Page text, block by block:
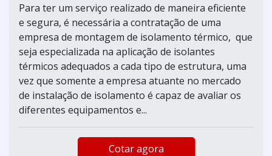
Para ter um serviço realizado de maneira eficiente
e segura, é necessária a contratação de uma
empresa de montagem de isolamento térmico, que
seja especializada na aplicação de isolantes
térmicos adequados a cada tipo de estrutura, uma
vez que somente a empresa atuante no mercado
de instalação de isolamento é capaz de avaliar os
diferentes equipamentos e...
Cotar agora